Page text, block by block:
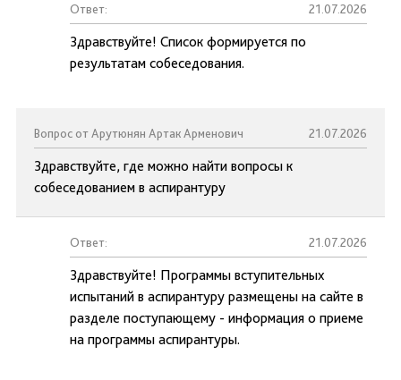
Ответ: 21.07.2026
Здравствуйте! Список формируется по
результатам собеседования.
Вопрос от Арутюнян Артак Арменович 21.07.2026
Здравствуйте, где можно найти вопросы к
собеседованием в аспирантуру
Ответ: 21.07.2026
Здравствуйте! Программы вступительных
испытаний в аспирантуру размещены на сайте в
разделе поступающему - информация о приеме
на программы аспирантуры.